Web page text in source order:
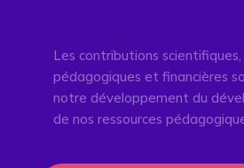
Les contributions scientifiques,
pédagogiques et financières
notre développement du
de nos ressources